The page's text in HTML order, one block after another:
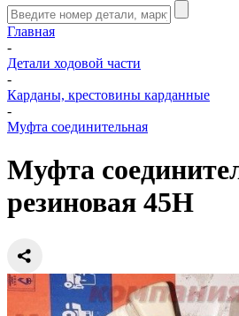
Главная
-
Детали ходовой части
-
Карданы, крестовины карданные
-
Муфта соединительная
Муфта
резиновая 45H